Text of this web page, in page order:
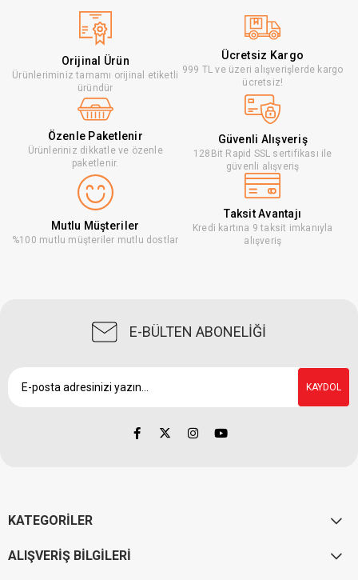
Orijinal Ürün
Ürünleriminiz tamamı orijinal etiketli
üründür
Ücretsiz Kargo
999 TL ve üzeri alışverişlerde kargo
ücretsiz!
Özenle Paketlenir
Ürünleriniz dikkatle ve özenle
paketlenir.
Güvenli Alışveriş
128Bit Rapid SSL sertifikası ile
güvenli alışveriş
Mutlu Müşteriler
%100 mutlu müşteriler mutlu dostlar
Taksit Avantajı
Kredi kartına 9 taksit imkanıyla
alışveriş
E-BÜLTEN ABONELİĞİ
KAYDOL
KATEGORİLER
ALIŞVERİŞ BİLGİLERİ